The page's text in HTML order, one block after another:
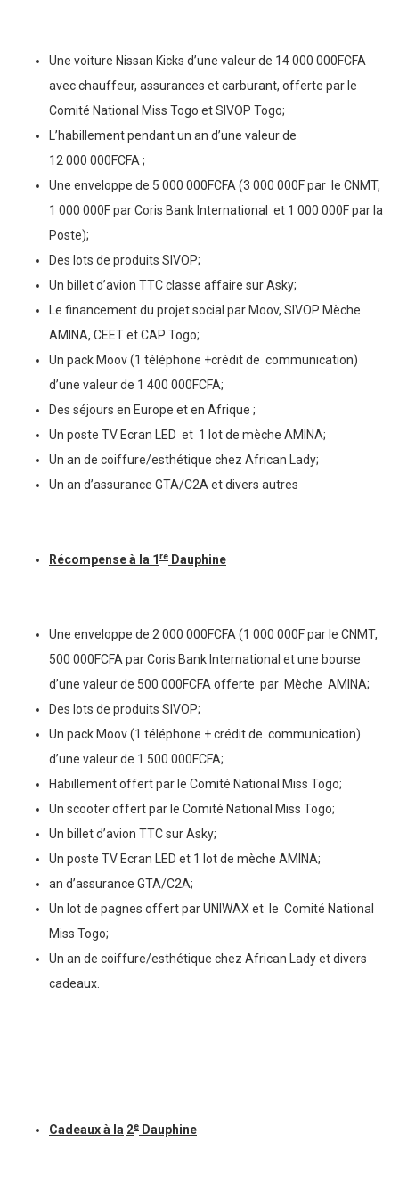
Une voiture Nissan Kicks d’une valeur de 14 000 000FCFA
avec chauffeur, assurances et carburant, offerte par le
Comité National Miss Togo et SIVOP Togo;
L’habillement pendant un an d’une valeur de
12 000 000FCFA ;
Une enveloppe de 5 000 000FCFA (3 000 000F par le CNMT,
1 000 000F par Coris Bank International et 1 000 000F par la
Poste);
Des lots de produits SIVOP;
Un billet d’avion TTC classe affaire sur Asky;
Le financement du projet social par Moov, SIVOP Mèche
AMINA, CEET et CAP Togo;
Un pack Moov (1 téléphone +crédit de communication)
d’une valeur de 1 400 000FCFA;
Des séjours en Europe et en Afrique ;
Un poste TV Ecran LED et 1 lot de mèche AMINA;
Un an de coiffure/esthétique chez African Lady;
Un an d’assurance GTA/C2A et divers autres
Récompense à la 1 re Dauphine
Une enveloppe de 2 000 000FCFA (1 000 000F par le CNMT,
500 000FCFA par Coris Bank International et une bourse
d’une valeur de 500 000FCFA offerte par Mèche AMINA;
Des lots de produits SIVOP;
Un pack Moov (1 téléphone + crédit de communication)
d’une valeur de 1 500 000FCFA;
Habillement offert par le Comité National Miss Togo;
Un scooter offert par le Comité National Miss Togo;
Un billet d’avion TTC sur Asky;
Un poste TV Ecran LED et 1 lot de mèche AMINA;
an d’assurance GTA/C2A;
Un lot de pagnes offert par UNIWAX et le Comité National
Miss Togo;
Un an de coiffure/esthétique chez African Lady et divers
cadeaux.
Cadeaux à la 2e Dauphine